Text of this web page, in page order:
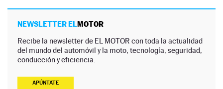
NEWSLETTER ELMOTOR
Recibe la newsletter de EL MOTOR con toda la actualidad
del mundo del automóvil y la moto, tecnología, seguridad,
conducción y eficiencia.
APÚNTATE